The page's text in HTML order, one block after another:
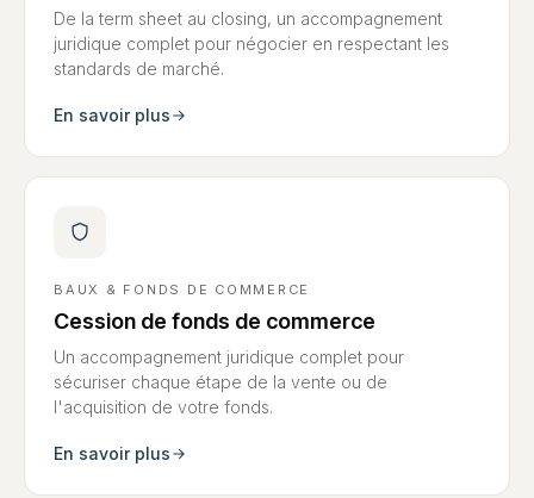
De la term sheet au closing, un accompagnement
juridique complet pour négocier en respectant les
standards de marché.
En savoir plus
BAUX & FONDS DE COMMERCE
Cession de fonds de commerce
Un accompagnement juridique complet pour
sécuriser chaque étape de la vente ou de
l'acquisition de votre fonds.
En savoir plus